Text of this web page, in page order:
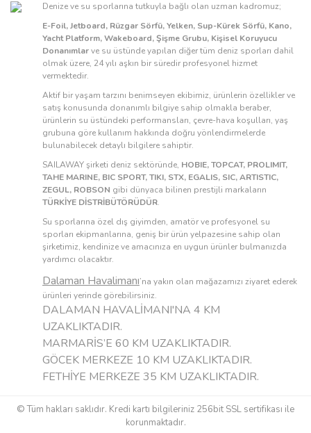
Denize ve su sporlarına tutkuyla bağlı olan uzman kadromuz;
E-Foil, Jetboard, Rüzgar Sörfü, Yelken, Sup-Kürek Sörfü, Kano,
Yacht Platform, Wakeboard, Şişme Grubu, Kişisel Koruyucu
Donanımlarve su üstünde yapılan diğer tüm deniz sporları dahil
olmak üzere, 24 yılı aşkın bir süredir profesyonel hizmet
vermektedir.
Aktif bir yaşam tarzını benimseyen ekibimiz, ürünlerin özellikler ve
satış konusunda donanımlı bilgiye sahip olmakla beraber,
ürünlerin su üstündeki performansları, çevre-hava koşulları, yaş
grubuna göre kullanım hakkında doğru yönlendirmelerde
bulunabilecek detaylı bilgilere sahiptir.
SAILAWAY şirketi deniz sektöründe, HOBIE, TOPCAT, PROLIMIT,
TAHE MARINE, BIC SPORT, TIKI, STX, EGALIS, SIC, ARTISTIC,
ZEGUL, ROBSON gibi dünyaca bilinen prestijli markaların
TÜRKİYE DİSTRİBÜTÖRÜDÜR.
Su sporlarına özel dış giyimden, amatör ve profesyonel su
sporları ekipmanlarına, geniş bir ürün yelpazesine sahip olan
şirketimiz, kendinize ve amacınıza en uygun ürünler bulmanızda
yardımcı olacaktır.
Dalaman Havalimanı’na yakın olan mağazamızı ziyaret ederek
ürünleri yerinde görebilirsiniz.
DALAMAN HAVALİMANI'NA 4 KM
UZAKLIKTADIR.
MARMARİS’E 60 KM UZAKLIKTADIR.
GÖCEK MERKEZE 10 KM UZAKLIKTADIR.
FETHİYE MERKEZE 35 KM UZAKLIKTADIR.
© Tüm hakları saklıdır. Kredi kartı bilgileriniz 256bit SSL sertifikası ile
korunmaktadır.